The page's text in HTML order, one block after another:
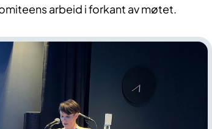
arbeid i forkant av møtet.